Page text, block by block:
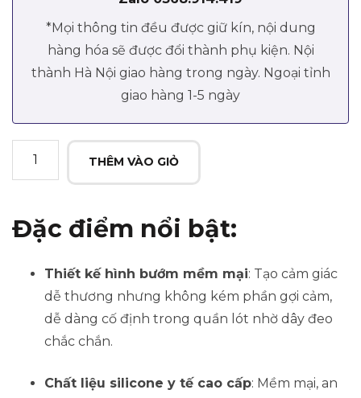
*Mọi thông tin đều được giữ kín, nội dung
hàng hóa sẽ được đổi thành phụ kiện. Nội
thành Hà Nội giao hàng trong ngày. Ngoại tỉnh
giao hàng 1-5 ngày
quần
lót
quantity
THÊM VÀO GIỎ
Đặc điểm nổi bật:
Thiết kế hình bướm mềm mại: Tạo cảm giác
dễ thương nhưng không kém phần gợi cảm,
dễ dàng cố định trong quần lót nhờ dây đeo
chắc chắn.
Chất liệu silicone y tế cao cấp: Mềm mại, an